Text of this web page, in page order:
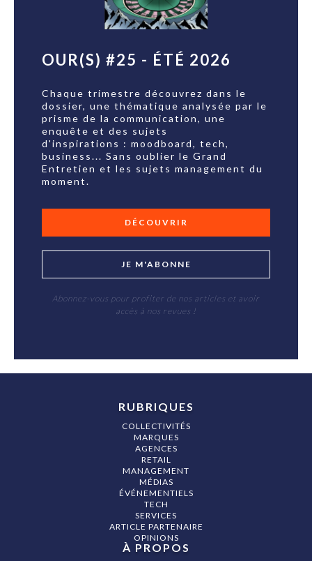
OUR(S) #25 - ÉTÉ 2026
Chaque trimestre découvrez dans le
dossier, une thématique analysée par le
prisme de la communication, une
enquête et des sujets
d'inspirations : moodboard, tech,
business... Sans oublier le Grand
Entretien et les sujets management du
moment.
DÉCOUVRIR
JE M'ABONNE
Abonnez-vous pour profiter de nos articles et avoir
accès à nos revues !
RUBRIQUES
COLLECTIVITÉS
MARQUES
AGENCES
RETAIL
MANAGEMENT
MÉDIAS
ÉVÉNEMENTIELS
TECH
SERVICES
ARTICLE PARTENAIRE
OPINIONS
À PROPOS